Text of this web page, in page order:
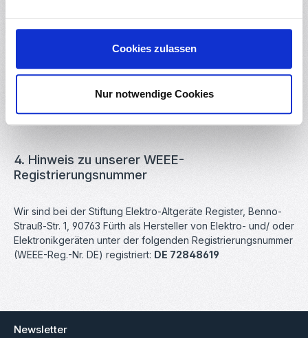
Cookies zulassen
Nur notwendige Cookies
dürfen.
Wir weisen ausdrücklich darauf hin, dass Endnutzer von
Altgeräten eigenverantwortlich für die Löschung
personenbezogener Daten auf den zu entsorgenden
Altgeräten sorgen müssen.
4. Hinweis zu unserer WEEE-
Registrierungsnummer
Wir sind bei der Stiftung Elektro-Altgeräte Register, Benno-
Strauß-Str. 1, 90763 Fürth als Hersteller von Elektro- und/ oder
Elektronikgeräten unter der folgenden Registrierungsnummer
(WEEE-Reg.-Nr. DE) registriert: DE 72848619
Newsletter